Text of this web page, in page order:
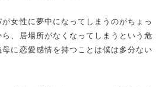
女性に夢中になってしまうのがちょっ
、居場所がなくなってしまうという危
に恋愛感情を持つことは僕は多分ない